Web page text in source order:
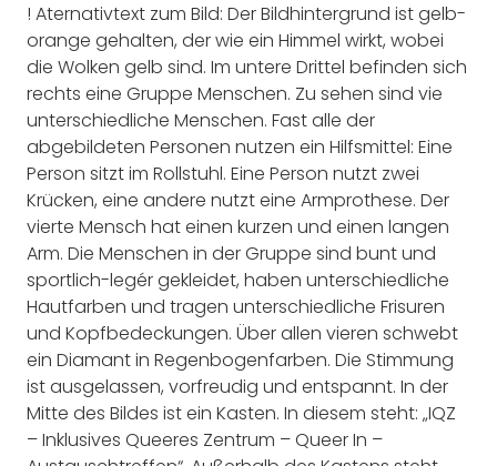
! Aternativtext zum Bild: Der Bildhintergrund ist gelb-
orange gehalten, der wie ein Himmel wirkt, wobei
die Wolken gelb sind. Im untere Drittel befinden sich
rechts eine Gruppe Menschen. Zu sehen sind vie
unterschiedliche Menschen. Fast alle der
abgebildeten Personen nutzen ein Hilfsmittel: Eine
Person sitzt im Rollstuhl. Eine Person nutzt zwei
Krücken, eine andere nutzt eine Armprothese. Der
vierte Mensch hat einen kurzen und einen langen
Arm. Die Menschen in der Gruppe sind bunt und
sportlich-legér gekleidet, haben unterschiedliche
Hautfarben und tragen unterschiedliche Frisuren
und Kopfbedeckungen. Über allen vieren schwebt
ein Diamant in Regenbogenfarben. Die Stimmung
ist ausgelassen, vorfreudig und entspannt. In der
Mitte des Bildes ist ein Kasten. In diesem steht: „IQZ
– Inklusives Queeres Zentrum – Queer In –